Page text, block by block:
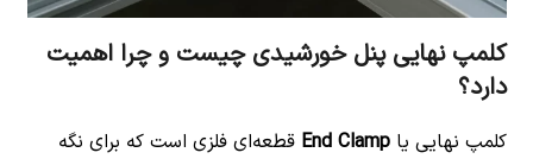
کلمپ نهایی پنل خورشیدی چیست و چرا اهمیت
دارد؟
کلمپ نهایی یاEnd Clamp قطعه‌ای فلزی است که برای نگه